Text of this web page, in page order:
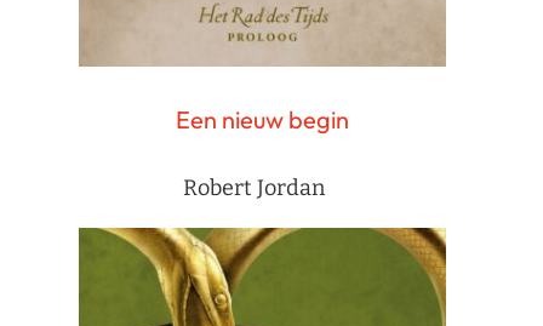
Een nieuw begin
Robert Jordan